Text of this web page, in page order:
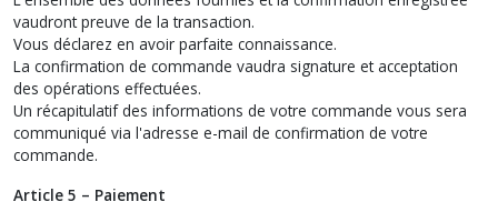
vaudront preuve de la transaction.
Vous déclarez en avoir parfaite connaissance.
La confirmation de commande vaudra signature et acceptation
des opérations effectuées.
Un récapitulatif des informations de votre commande vous sera
communiqué via l'adresse e-mail de confirmation de votre
commande.
Article 5 – Paiement